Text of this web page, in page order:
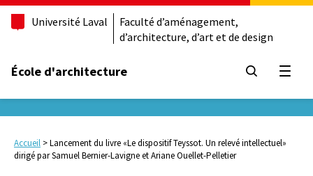
Université Laval
Faculté d’aménagement,
d’architecture, d’art et de design
École d'architecture
Accueil >Lancement du livre «Le dispositif Teyssot. Un relevé intellectuel»
dirigé par Samuel Bernier-Lavigne et Ariane Ouellet-Pelletier